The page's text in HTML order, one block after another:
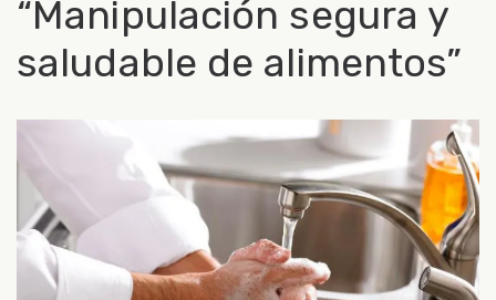
“Manipulación segura y
saludable de alimentos”